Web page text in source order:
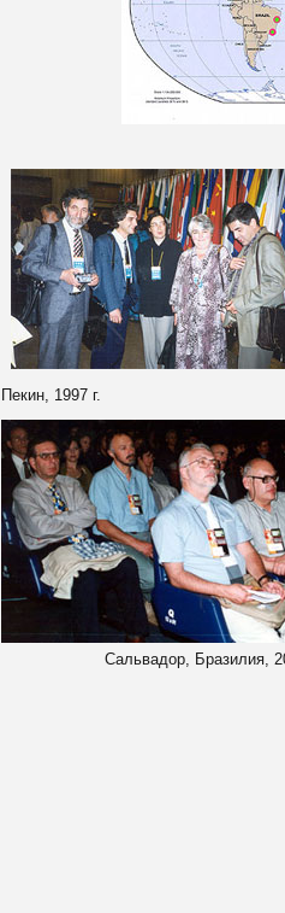
Пекин, 1997 г.
Сальвадор, Бразилия,